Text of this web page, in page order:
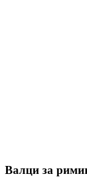
Валци за